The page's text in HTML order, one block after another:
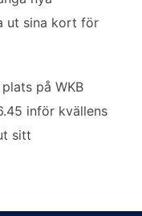
ut sina kort för
på WKB
inför kvällens
sitt